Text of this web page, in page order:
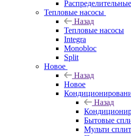
Тепловые насосы
Назад
Тепловые насосы
Integra
Monobloc
Split
Новое
Назад
Новое
Назад
Бытовые
Мульти